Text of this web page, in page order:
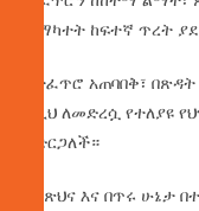
ለማካተት ከፍተኛ ጥረት
በተፈጥሮ አጠባበቅ፣
እዚህ ለመድረሷ የተለያዩ
አድርጋለች።
በንጽህና እና በጥሩ ሁኔታ